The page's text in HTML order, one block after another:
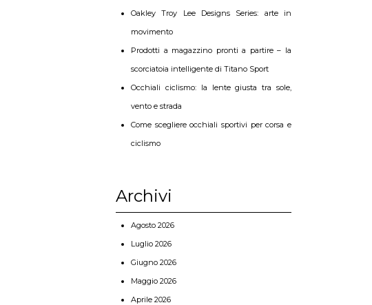
Oakley Troy Lee Designs Series: arte in
movimento
Prodotti a magazzino pronti a partire – la
scorciatoia intelligente di Titano Sport
Occhiali ciclismo: la lente giusta tra sole,
vento e strada
Come scegliere occhiali sportivi per corsa e
ciclismo
Archivi
Agosto 2026
Luglio 2026
Giugno 2026
Maggio 2026
Aprile 2026